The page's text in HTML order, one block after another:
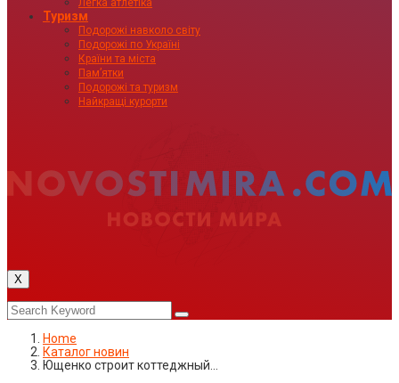
Легка атлетіка
Туризм
Подорожі навколо світу
Подорожі по Україні
Країни та міста
Пам’ятки
Подорожі та туризм
Найкращі курорти
X
Home
Каталог новин
Ющенко строит коттеджный…